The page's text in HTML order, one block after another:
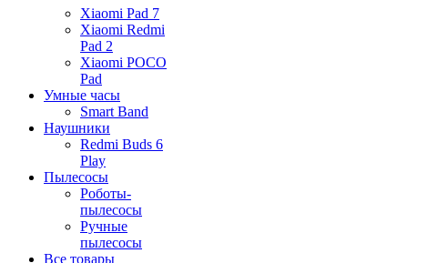
Xiaomi Pad 7
Xiaomi Redmi
Pad 2
Xiaomi POCO
Pad
Умные часы
Smart Band
Наушники
Redmi Buds 6
Play
Пылесосы
Роботы-
пылесосы
Ручные
пылесосы
Все товары